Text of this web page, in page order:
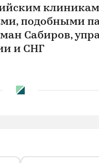
клиникам
подобными
Сабиров,
и СНГ